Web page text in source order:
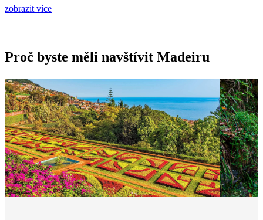
zobrazit více
Proč byste měli navštívit Madeiru